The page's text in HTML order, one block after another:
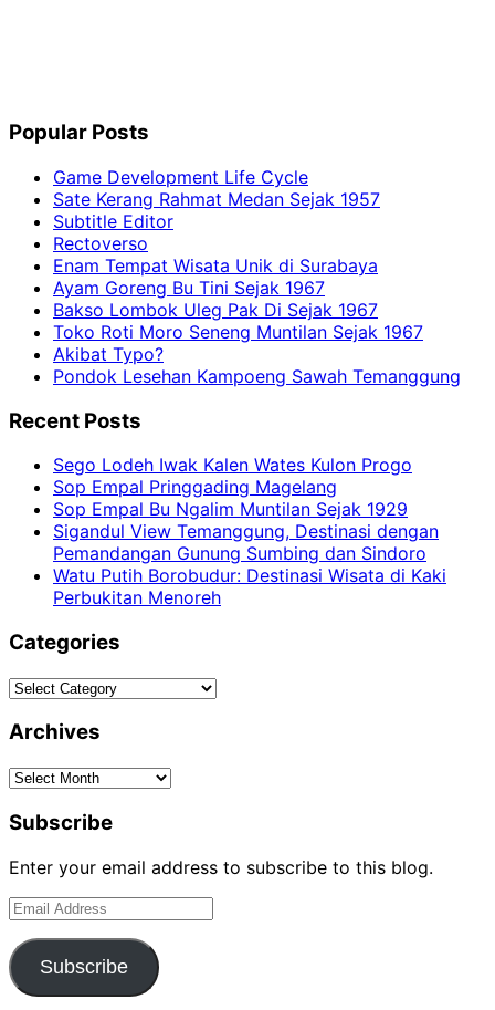
Popular Posts
Game Development Life Cycle
Sate Kerang Rahmat Medan Sejak 1957
Subtitle Editor
Rectoverso
Enam Tempat Wisata Unik di Surabaya
Ayam Goreng Bu Tini Sejak 1967
Bakso Lombok Uleg Pak Di Sejak 1967
Toko Roti Moro Seneng Muntilan Sejak 1967
Akibat Typo?
Pondok Lesehan Kampoeng Sawah Temanggung
Recent Posts
Sego Lodeh Iwak Kalen Wates Kulon Progo
Sop Empal Pringgading Magelang
Sop Empal Bu Ngalim Muntilan Sejak 1929
Sigandul View Temanggung, Destinasi dengan
Pemandangan Gunung Sumbing dan Sindoro
Watu Putih Borobudur: Destinasi Wisata di Kaki
Perbukitan Menoreh
Categories
Categories
Archives
Archives
Subscribe
Enter your email address to subscribe to this blog.
Email
Address
Subscribe